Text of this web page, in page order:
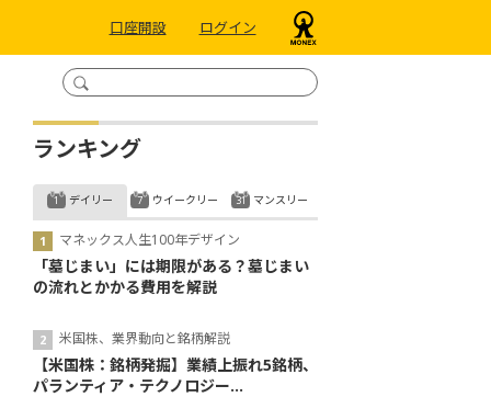
口座開設 ログイン
ランキング
デイリー
マネックス人生100年デザイン
「墓じまい」には期限がある？墓じまい
の流れとかかる費用を解説
米国株、業界動向と銘柄解説
【米国株：銘柄発掘】業績上振れ5銘柄、
パランティア・テクノロジー...
ウイークリー マンスリー